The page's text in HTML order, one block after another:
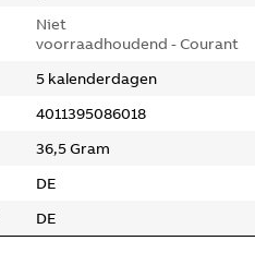
Niet
voorraadhoudend - Courant
5 kalenderdagen
4011395086018
36,5 Gram
DE
DE